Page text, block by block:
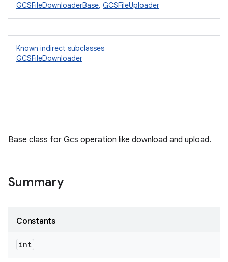
GCSFileDownloaderBase, GCSFileUploader
Known indirect subclasses
GCSFileDownloader
Base class for Gcs operation like download and upload.
Summary
Constants
int